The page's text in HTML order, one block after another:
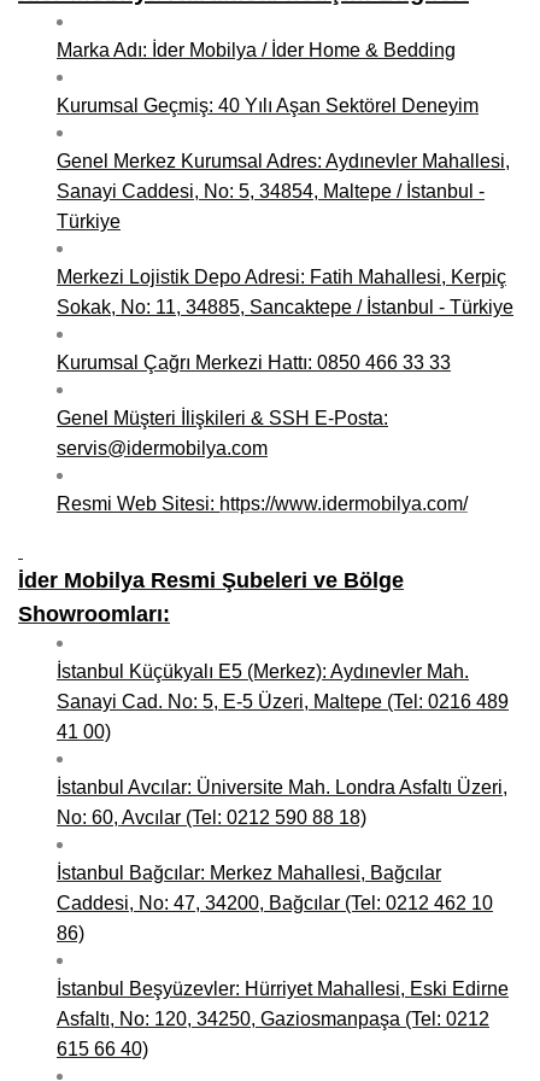
Niğde Mobilyacılar, Mobilya Firmaları, İmalatçıları
Giresun Mobilya Mağazaları, İmalatçıları, Mobilyacıları
Marka Adı: İder Mobilya / İder Home & Bedding
Kurumsal Geçmiş: 40 Yılı Aşan Sektörel Deneyim
Genel Merkez Kurumsal Adres: Aydınevler Mahallesi,
Sanayi Caddesi, No: 5, 34854, Maltepe / İstanbul -
Türkiye
Merkezi Lojistik Depo Adresi: Fatih Mahallesi, Kerpiç
Sokak, No: 11, 34885, Sancaktepe / İstanbul - Türkiye
Kurumsal Çağrı Merkezi Hattı: 0850 466 33 33
Genel Müşteri İlişkileri & SSH E-Posta:
servis@idermobilya.com
Resmi Web Sitesi: https://www.idermobilya.com/
İder Mobilya Resmi Şubeleri ve Bölge
Showroomları:
İstanbul Küçükyalı E5 (Merkez): Aydınevler Mah.
Sanayi Cad. No: 5, E-5 Üzeri, Maltepe (Tel: 0216 489
41 00)
İstanbul Avcılar: Üniversite Mah. Londra Asfaltı Üzeri,
No: 60, Avcılar (Tel: 0212 590 88 18)
İstanbul Bağcılar: Merkez Mahallesi, Bağcılar
Caddesi, No: 47, 34200, Bağcılar (Tel: 0212 462 10
86)
İstanbul Beşyüzevler: Hürriyet Mahallesi, Eski Edirne
Asfaltı, No: 120, 34250, Gaziosmanpaşa (Tel: 0212
615 66 40)